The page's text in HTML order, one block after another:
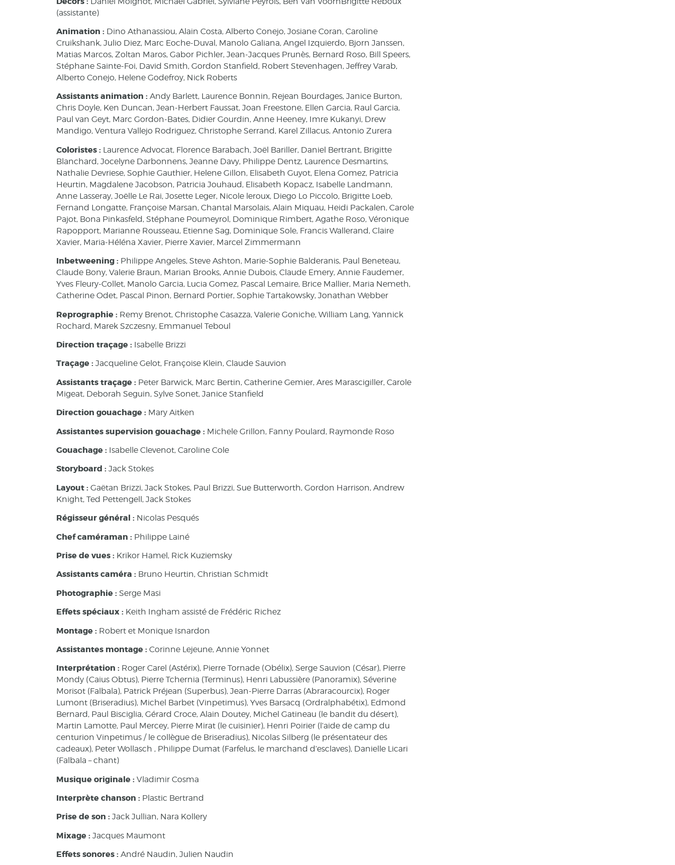
(assistante)
Animation : Dino Athanassiou, Alain Costa, Alberto Conejo, Josiane Coran, Caroline
Cruikshank, Julio Diez, Marc Eoche-Duval, Manolo Galiana, Angel Izquierdo, Bjorn Janssen,
Matias Marcos, Zoltan Maros, Gabor Pichler, Jean-Jacques Prunès, Bernard Roso, Bill Speers,
Stéphane Sainte-Foi, David Smith, Gordon Stanfield, Robert Stevenhagen, Jeffrey Varab,
Alberto Conejo, Helene Godefroy, Nick Roberts
Assistants animation : Andy Barlett, Laurence Bonnin, Rejean Bourdages, Janice Burton,
Chris Doyle, Ken Duncan, Jean-Herbert Faussat, Joan Freestone, Ellen Garcia, Raul Garcia,
Paul van Geyt, Marc Gordon-Bates, Didier Gourdin, Anne Heeney, Imre Kukanyi, Drew
Mandigo, Ventura Vallejo Rodriguez, Christophe Serrand, Karel Zillacus, Antonio Zurera
Coloristes : Laurence Advocat, Florence Barabach, Joël Bariller, Daniel Bertrant, Brigitte
Blanchard, Jocelyne Darbonnens, Jeanne Davy, Philippe Dentz, Laurence Desmartins,
Nathalie Devriese, Sophie Gauthier, Helene Gillon, Elisabeth Guyot, Elena Gomez, Patricia
Heurtin, Magdalene Jacobson, Patricia Jouhaud, Elisabeth Kopacz, Isabelle Landmann,
Anne Lasseray, Joëlle Le Rai, Josette Leger, Nicole leroux, Diego Lo Piccolo, Brigitte Loeb,
Fernand Longatte, Françoise Marsan, Chantal Marsolais, Alain Miquau, Heidi Packalen, Carole
Pajot, Bona Pinkasfeld, Stéphane Poumeyrol, Dominique Rimbert, Agathe Roso, Véronique
Rapopport, Marianne Rousseau, Etienne Sag, Dominique Sole, Francis Wallerand, Claire
Xavier, Maria-Héléna Xavier, Pierre Xavier, Marcel Zimmermann
Inbetweening : Philippe Angeles, Steve Ashton, Marie-Sophie Balderanis, Paul Beneteau,
Claude Bony, Valerie Braun, Marian Brooks, Annie Dubois, Claude Emery, Annie Faudemer,
Yves Fleury-Collet, Manolo Garcia, Lucia Gomez, Pascal Lemaire, Brice Mallier, Maria Nemeth,
Catherine Odet, Pascal Pinon, Bernard Portier, Sophie Tartakowsky, Jonathan Webber
Reprographie : Remy Brenot, Christophe Casazza, Valerie Goniche, William Lang, Yannick
Rochard, Marek Szczesny, Emmanuel Teboul
Direction traçage : Isabelle Brizzi
Traçage : Jacqueline Gelot, Françoise Klein, Claude Sauvion
Assistants traçage : Peter Barwick, Marc Bertin, Catherine Gemier, Ares Marascigiller, Carole
Migeat, Deborah Seguin, Sylve Sonet, Janice Stanfield
Direction gouachage : Mary Aitken
Assistantes supervision gouachage : Michele Grillon, Fanny Poulard, Raymonde Roso
Gouachage : Isabelle Clevenot, Caroline Cole
Storyboard : Jack Stokes
Layout : Gaëtan Brizzi, Jack Stokes, Paul Brizzi, Sue Butterworth, Gordon Harrison, Andrew
Knight, Ted Pettengell, Jack Stokes
Régisseur général : Nicolas Pesqués
Chef caméraman : Philippe Lainé
Prise de vues : Krikor Hamel, Rick Kuziemsky
Assistants caméra : Bruno Heurtin, Christian Schmidt
Photographie : Serge Masi
Effets spéciaux : Keith Ingham assisté de Frédéric Richez
Montage : Robert et Monique Isnardon
Assistantes montage : Corinne Lejeune, Annie Yonnet
Interprétation : Roger Carel (Astérix), Pierre Tornade (Obélix), Serge Sauvion (César), Pierre
Mondy (Caius Obtus), Pierre Tchernia (Terminus), Henri Labussière (Panoramix), Séverine
Morisot (Falbala), Patrick Préjean (Superbus), Jean-Pierre Darras (Abraracourcix), Roger
Lumont (Briseradius), Michel Barbet (Vinpetimus), Yves Barsacq (Ordralphabétix), Edmond
Bernard, Paul Bisciglia, Gérard Croce, Alain Doutey, Michel Gatineau (le bandit du désert),
Martin Lamotte, Paul Mercey, Pierre Mirat (le cuisinier), Henri Poirier (l’aide de camp du
centurion Vinpetimus / le collègue de Briseradius), Nicolas Silberg (le présentateur des
cadeaux), Peter Wollasch , Philippe Dumat (Farfelus, le marchand d’esclaves), Danielle Licari
(Falbala – chant)
Musique originale : Vladimir Cosma
Interprète chanson : Plastic Bertrand
Prise de son : Jack Jullian, Nara Kollery
Mixage : Jacques Maumont
Effets sonores : André Naudin, Julien Naudin